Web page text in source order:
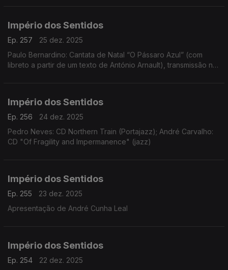
Império dos Sentidos
Ep. 257
25 dez. 2025
Paulo Bernardino: Cantata de Natal “O Pássaro Azul” (com
libreto a partir de um texto de António Arnault), transmissão na
Império dos Sentidos
Ep. 256
24 dez. 2025
Pedro Neves: CD Northern Train (Portajazz); André Carvalho:
CD "Of Fragility and Impermanence" (jazz)
Império dos Sentidos
Ep. 255
23 dez. 2025
Apresentação de André Cunha Leal
Império dos Sentidos
Ep. 254
22 dez. 2025